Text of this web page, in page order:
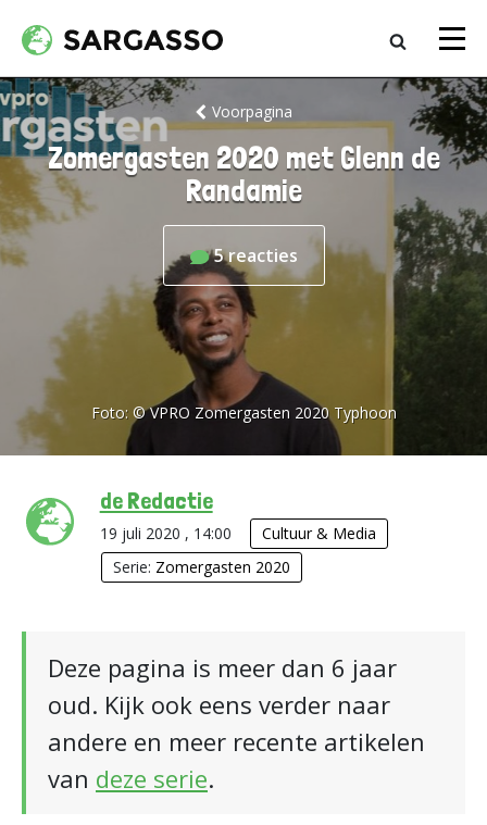
Voorpagina
Zomergasten 2020 met Glenn de
Randamie
5reacties
Foto: © VPRO Zomergasten 2020 Typhoon
de Redactie
19 juli 2020 , 14:00
Cultuur & Media
Serie: Zomergasten 2020
Deze pagina is meer dan 6 jaar
oud. Kijk ook eens verder naar
andere en meer recente artikelen
van deze serie.